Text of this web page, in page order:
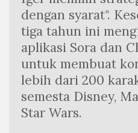
dengan syarat".
tiga tahun ini
aplikasi Sora dan
untuk membuat
lebih dari 200
semesta Disney,
Star Wars.